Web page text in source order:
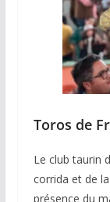
Toros de
Le club taurin
corrida et de
présence du